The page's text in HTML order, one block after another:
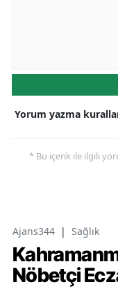
Yorum yazma
* Bu içerik ile ilgili
Ajans344 | Sağlık
Nöbetçi